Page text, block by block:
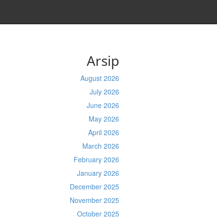
Arsip
August 2026
July 2026
June 2026
May 2026
April 2026
March 2026
February 2026
January 2026
December 2025
November 2025
October 2025